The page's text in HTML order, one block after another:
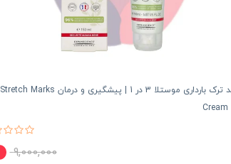
کرم ضد ترک بارداری موستلا 3 در 1 | پیشگیری و درمان Stretch Marks
9,000,000